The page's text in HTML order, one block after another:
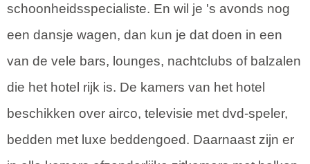
schoonheidsspecialiste. En wil je 's avonds nog
een dansje wagen, dan kun je dat doen in een
van de vele bars, lounges, nachtclubs of balzalen
die het hotel rijk is. De kamers van het hotel
beschikken over airco, televisie met dvd-speler,
bedden met luxe beddengoed. Daarnaast zijn er